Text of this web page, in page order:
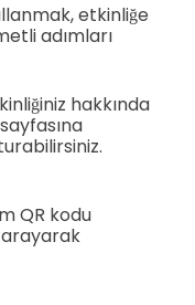
etkinliğe
adımları
hakkında
QR kodu